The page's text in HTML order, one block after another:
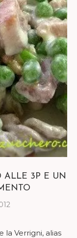
ALLE 3P E UN
la Verrigni, alias